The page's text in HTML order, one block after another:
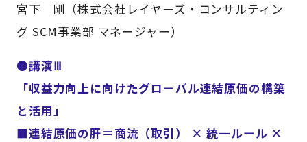
宮下 剛（株式会社レイヤーズ・コンサルティン
グ SCM事業部 マネージャー）
●講演Ⅲ
「収益力向上に向けたグローバル連結原価の構築
と活用」
■連結原価の肝＝商流（取引） × 統一ルール ×